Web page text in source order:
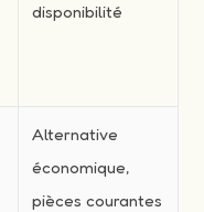
disponibilité
Alternative
économique,
pièces courantes